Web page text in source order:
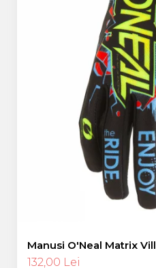
Manusi O'Neal Matrix
132,00 Lei